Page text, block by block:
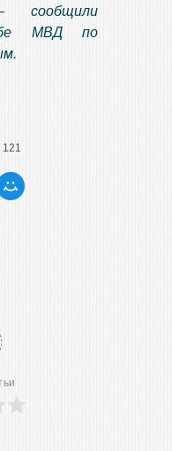
сообщили
МВД по
121